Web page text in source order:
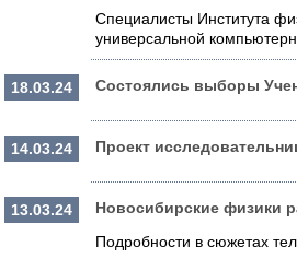
Специалисты Института
универсальной
18.03.24 Состоялись выборы
14.03.24 Проект
13.03.24
Новосибирские физики
Подробности в сюжетах